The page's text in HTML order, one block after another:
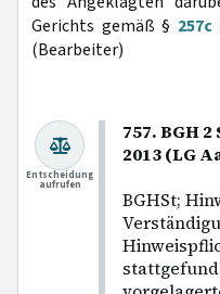
Gerichts gemäß § 257c
(Bearbeiter)
757. BGH
2013 (LG
BGHSt;
Entscheidung
aufrufen